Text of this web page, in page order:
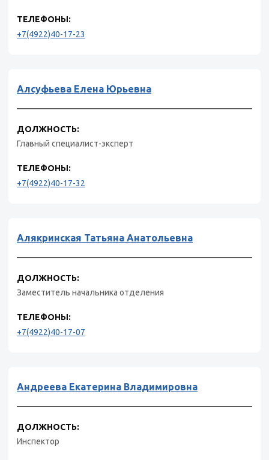
ТЕЛЕФОНЫ:
+7(4922)40-17-23
Алсуфьева Елена Юрьевна
ДОЛЖНОСТЬ:
Главный специалист-эксперт
ТЕЛЕФОНЫ:
+7(4922)40-17-32
Алякринская Татьяна Анатольевна
ДОЛЖНОСТЬ:
Заместитель начальника отделения
ТЕЛЕФОНЫ:
+7(4922)40-17-07
Андреева Екатерина Владимировна
ДОЛЖНОСТЬ:
Инспектор